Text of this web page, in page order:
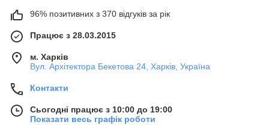
96% позитивних з 370 відгуків за рік
Працює з 28.03.2015
м. Харків
Вул. Архітектора Бекетова 24, Харків, Україна
Контакти
Сьогодні працює з 10:00 до 19:00
Показати весь графік роботи